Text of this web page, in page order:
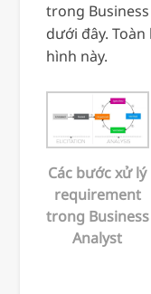
trong
dưới đây.
hình này.
Các bước xử lý
requirement
trong Business
Analyst